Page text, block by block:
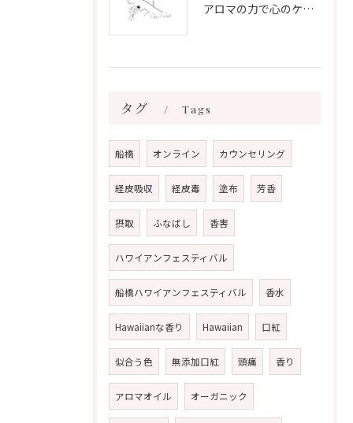
アロマの力で心のケアをする方法
タグ Tags
船橋 オンライン カウンセリング
経皮吸収 経皮毒 塗布 芳香
摂取 ふなばし 香害
ハワイアンフェスティバル
船橋ハワイアンフェスティバル 香水
Hawaiianな香り Hawaiian 口紅
似合う色 無添加口紅 頭痛 香り
アロマオイル オーガニック